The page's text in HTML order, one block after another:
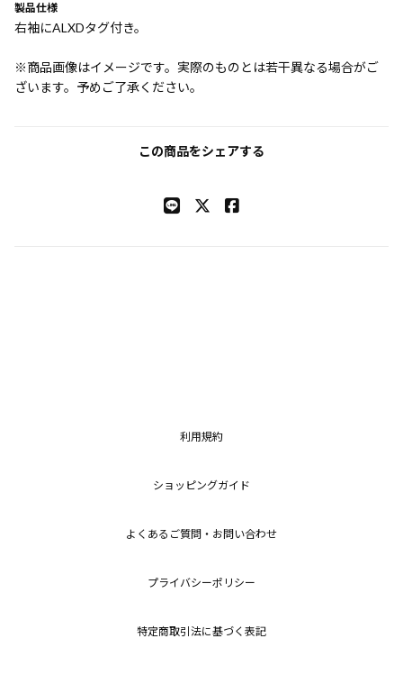
製品仕様
右袖にALXDタグ付き。
※商品画像はイメージです。実際のものとは若干異なる場合がご
ざいます。予めご了承ください。
この商品をシェアする
利用規約
ショッピングガイド
よくあるご質問・お問い合わせ
プライバシーポリシー
特定商取引法に基づく表記